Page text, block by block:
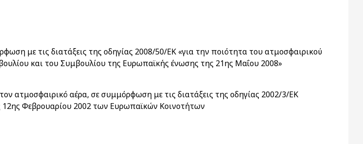
με τις διατάξεις της οδηγίας 2008/50/ΕΚ «για την ποιότητα του ατμοσφαιρικού
και του Συμβουλίου της Ευρωπαϊκής ένωσης της 21ης Μαΐου 2008»
ατμοσφαιρικό αέρα, σε συμμόρφωση με τις διατάξεις της οδηγίας 2002/3/ΕΚ
12ης Φεβρουαρίου 2002 των Ευρωπαϊκών Κοινοτήτων